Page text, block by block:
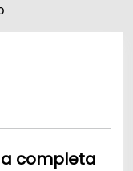
completa